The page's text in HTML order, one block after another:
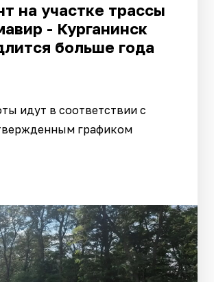
на участке трассы
- Курганинск
больше года
идут в соответствии с
графиком